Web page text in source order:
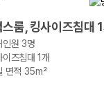
해야 진짜 가
실제 부담 금액이 달
액의 면책금이 발생할
스룸, 킹사이즈침대 1
인원 3명
이즈침대 1개
면적 35m²